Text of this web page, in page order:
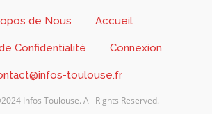
de Nous Accueil
Confidentialité Connexion
toulouse.fr
Infos Toulouse. All Rights Reserved.